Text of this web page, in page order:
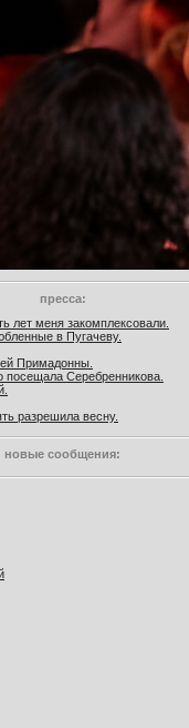
пресса:
лет меня закомплексовали.
в Пугачеву.
Примадонны.
Серебренникова.
разрешила весну.
новые сообщения: